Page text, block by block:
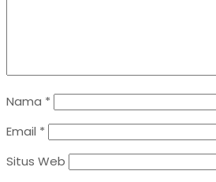
Nama *
Email *
Situs Web